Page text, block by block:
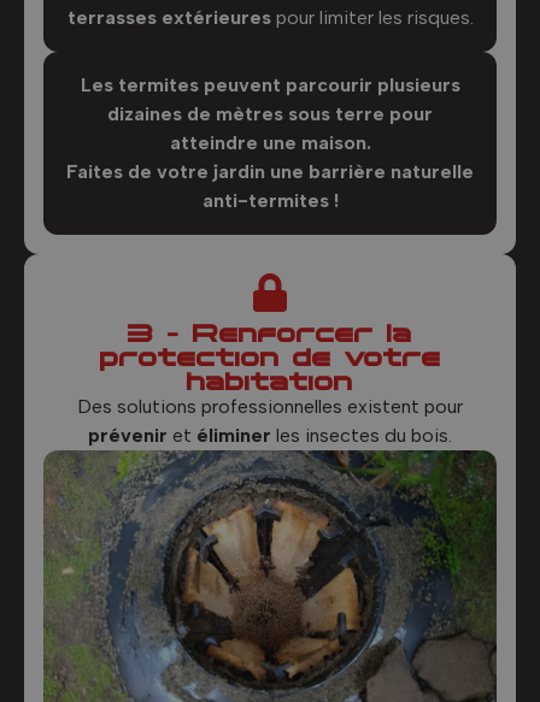
terrasses extérieurespour limiter les risques.
Les termites peuvent parcourir plusieurs
dizaines de mètres sous terre pour
atteindre une maison.
Faites de votre jardin une barrière naturelle
anti-termites !
3 - Renforcer la
protection de votre
habitation
Des solutions professionnelles existent pour
prévenir et éliminer les insectes du bois.